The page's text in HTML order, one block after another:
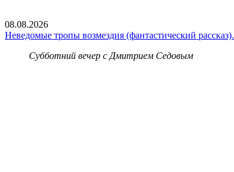
08.08.2026
Неведомые тропы возмездия (фантастический рассказ).
Субботний вечер с Дмитрием Седовым